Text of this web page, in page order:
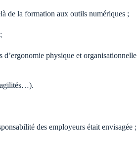
de la formation aux outils numériques ;
d’ergonomie physique et organisationnelle
des employeurs était envisagée ;